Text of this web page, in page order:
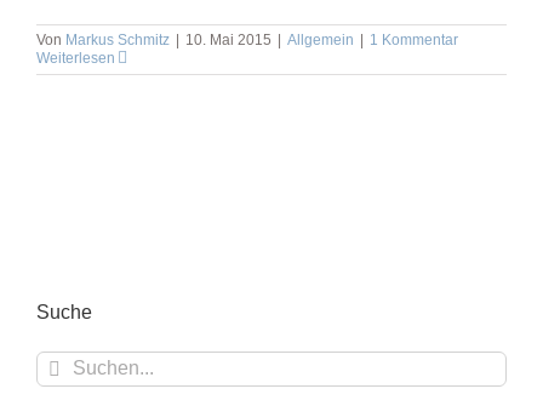
Von Markus Schmitz 10. Mai 2015 Allgemein
1 Kommentar
Weiterlesen
Suche
Suche
nach: